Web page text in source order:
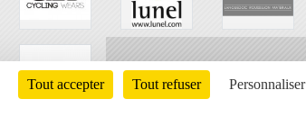
Tout accepter Tout refuser Personnaliser